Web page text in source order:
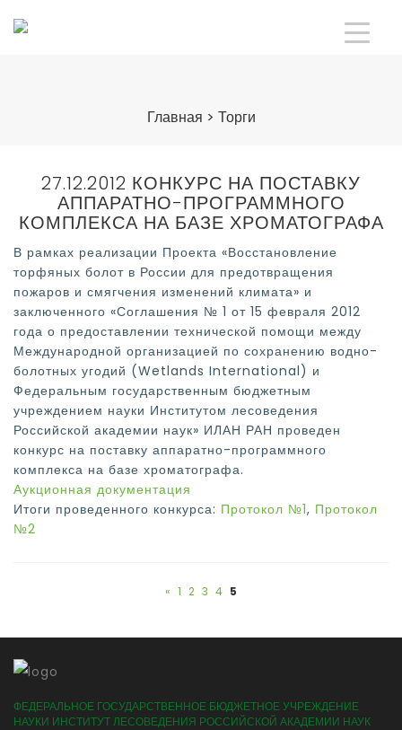
Главная > Торги
27.12.2012 КОНКУРС НА ПОСТАВКУ
АППАРАТНО-ПРОГРАММНОГО
КОМПЛЕКСА НА БАЗЕ ХРОМАТОГРАФА
В рамках реализации Проекта «Восстановление
торфяных болот в России для предотвращения
пожаров и смягчения изменений климата» и
заключенного «Соглашения № 1 от 15 февраля 2012
года о предоставлении технической помощи между
Международной организацией по сохранению водно-
болотных угодий (Wetlands International) и
Федеральным государственным бюджетным
учреждением науки Институтом лесоведения
Российской академии наук» ИЛАН РАН проведен
конкурс на поставку аппаратно-программного
комплекса на базе хроматографа.
Аукционная документация
Итоги проведенного конкурса: Протокол №1, Протокол
№2
« 1 2 3 4 5
ФЕДЕРАЛЬНОЕ ГОСУДАРСТВЕННОЕ БЮДЖЕТНОЕ УЧРЕЖДЕНИЕ
НАУКИ ИНСТИТУТ ЛЕСОВЕДЕНИЯ РОССИЙСКОЙ АКАДЕМИИ НАУК